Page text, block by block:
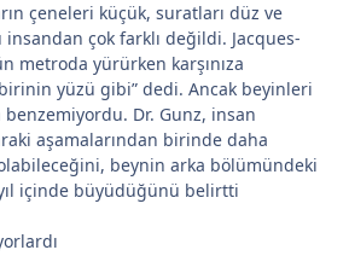
çeneleri küçük, suratları düz ve
çok farklı değildi. Jacques-
metroda yürürken karşınıza
yüzü gibi” dedi. Ancak beyinleri
Dr. Gunz, insan
aşamalarından birinde daha
beynin arka bölümündeki
içinde büyüdüğünü belirtti